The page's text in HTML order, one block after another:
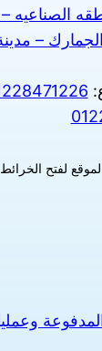
الصناعيه –
لفتح الخرائط